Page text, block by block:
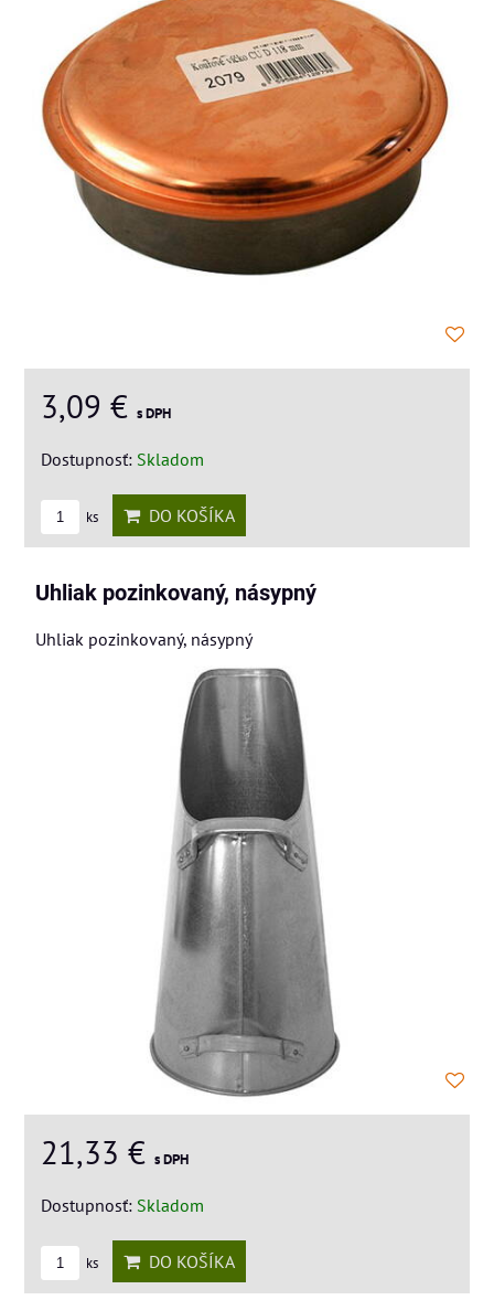
3,09 € s DPH
Dostupnosť: Skladom
ks DO KOŠÍKA
Uhliak pozinkovaný, násypný
Uhliak pozinkovaný, násypný
21,33 € s DPH
Dostupnosť: Skladom
ks DO KOŠÍKA